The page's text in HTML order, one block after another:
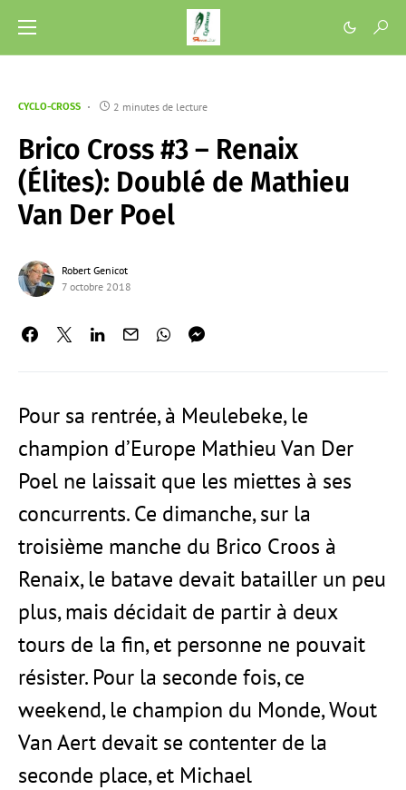
CYCLO-CROSS 2 minutes de lecture
Brico Cross #3 – Renaix
(Élites): Doublé de Mathieu
Van Der Poel
Robert Genicot
7 octobre 2018
Pour sa rentrée, à Meulebeke, le
champion d’Europe Mathieu Van Der
Poel ne laissait que les miettes à ses
concurrents. Ce dimanche, sur la
troisième manche du Brico Croos à
Renaix, le batave devait batailler un peu
plus, mais décidait de partir à deux
tours de la fin, et personne ne pouvait
résister. Pour la seconde fois, ce
weekend, le champion du Monde, Wout
Van Aert devait se contenter de la
seconde place, et Michael